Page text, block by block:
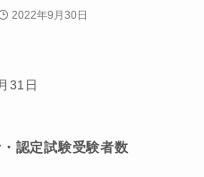
2022年9月30日
31日
認定試験受験者数